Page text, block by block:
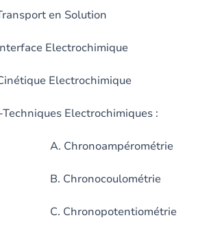
en Solution
Electrochimique
Electrochimique
Electrochimiques :
A. Chronoampérométrie
B. Chronocoulométrie
C. Chronopotentiométrie